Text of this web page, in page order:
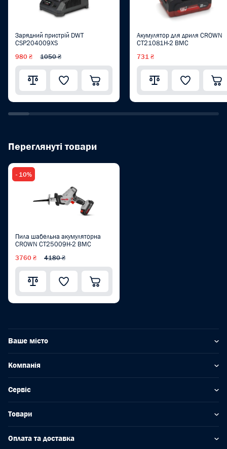
Зарядний пристрій DWT
CSP204009XS
980 ₴ 1050 ₴
Акумулятор для дриля CROWN
CT21081H-2 BMC
731 ₴
Переглянуті товари
- 10%
Пила шабельна акумуляторна
CROWN CT25009H-2 BMC
3760 ₴ 4180 ₴
Ваше місто
Компанія
Сервіс
Товари
Оплата та доставка